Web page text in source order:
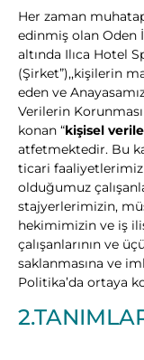
Her zaman
edinmiş olan Oden
altında Ilıca Hotel
(Şirket”),,kişilerin
eden ve
Verilerin
konan “kişisel
atfetmektedir. Bu
ticari faaliyetlerimiz
olduğumuz
stajyerlerimizin,
hekimimizin ve iş
çalışanlarının ve
saklanmasına ve
Politika’da ortaya